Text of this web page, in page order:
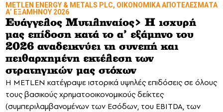
METLEN ENERGY & METALS PLC, ΟΙΚΟΝΟΜΙΚΑ ΑΠΟΤΕΛΕΣΜΑΤΑ
Α’ ΕΞΑΜΗΝΟΥ 2026
Ευάγγελος Μυτιληναίος> Η ισχυρή
μας επίδοση κατά το α’ εξάμηνο του
2026 αναδεικνύει τη συνεπή και
πειθαρχημένη εκτέλεση των
στρατηγικών μας στόχων
Η METLEN κατέγραψε ιστορικά υψηλές επιδόσεις σε όλους
τους βασικούς χρηματοοικονομικούς δείκτες
(συμπεριλαμβανομένων των Εσόδων, του EBITDA, των